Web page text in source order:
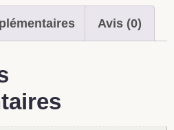
Avis (0)